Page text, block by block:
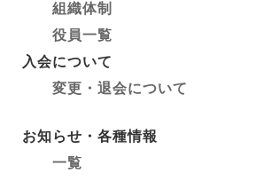
組織体制
役員一覧
入会について
変更・退会について
お知らせ・各種情報
一覧